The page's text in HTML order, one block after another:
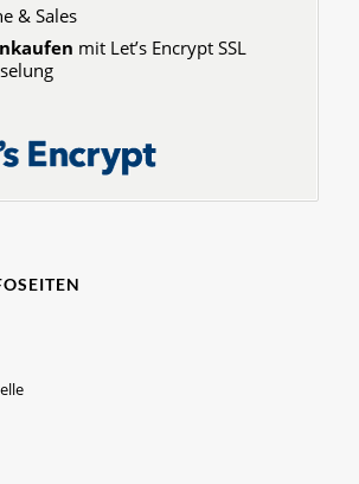
& Sales
mit Let’s Encrypt SSL